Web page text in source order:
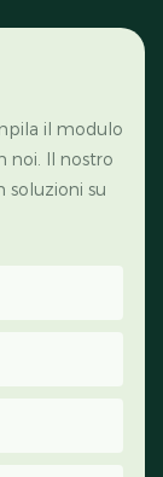
il modulo
noi. Il nostro
soluzioni su